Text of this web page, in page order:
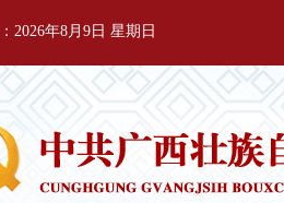
2026年8月9日 星期日